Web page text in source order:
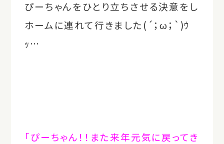
ぴーちゃんをひとり立ちさせる決意をし
ホームに連れて行きました(´；ω；`)ｳ
ｯ…
「ぴーちゃん！！また来年元気に戻ってき